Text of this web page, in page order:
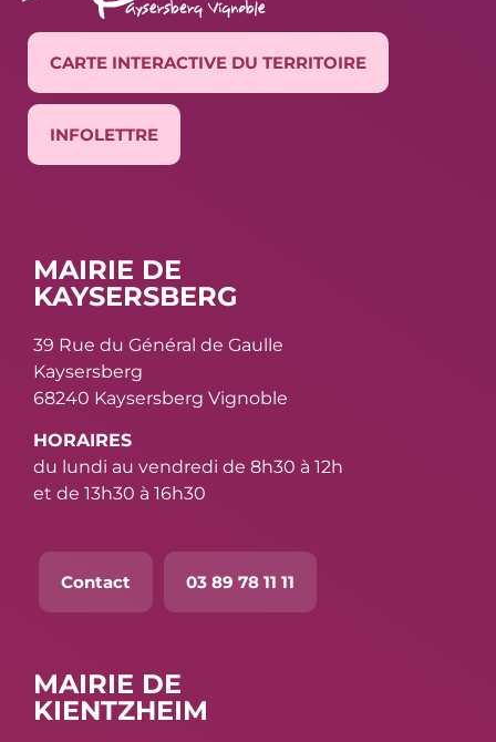
CARTE INTERACTIVE DU TERRITOIRE
INFOLETTRE
MAIRIE DE
KAYSERSBERG
39 Rue du Général de Gaulle
Kaysersberg
68240 Kaysersberg Vignoble
HORAIRES
du lundi au vendredi de 8h30 à 12h
et de 13h30 à 16h30
Contact 03 89 78 11 11
MAIRIE DE
KIENTZHEIM